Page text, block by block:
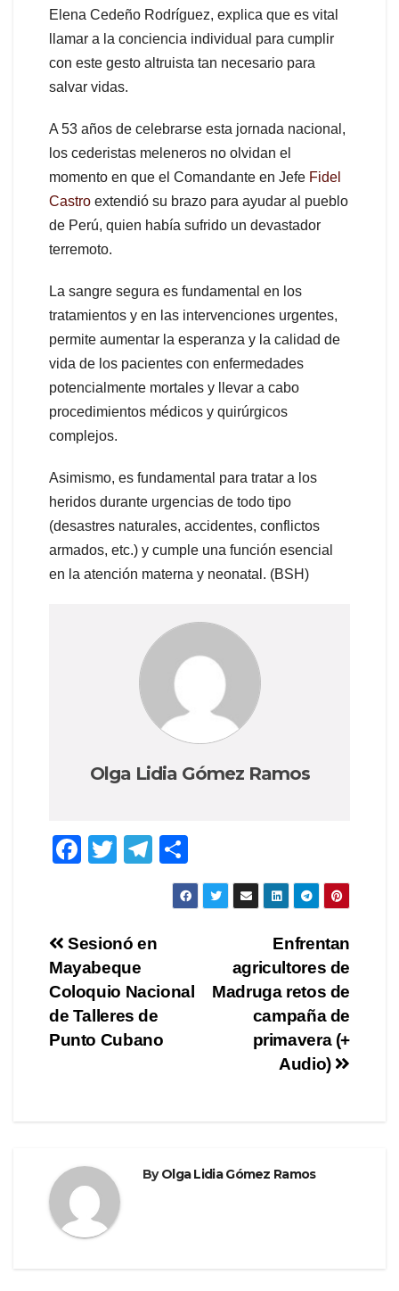
Elena Cedeño Rodríguez, explica que es vital
llamar a la conciencia individual para cumplir
con este gesto altruista tan necesario para
salvar vidas.
A 53 años de celebrarse esta jornada nacional,
los cederistas meleneros no olvidan el
momento en que el Comandante en Jefe Fidel
Castro extendió su brazo para ayudar al pueblo
de Perú, quien había sufrido un devastador
terremoto.
La sangre segura es fundamental en los
tratamientos y en las intervenciones urgentes,
permite aumentar la esperanza y la calidad de
vida de los pacientes con enfermedades
potencialmente mortales y llevar a cabo
procedimientos médicos y quirúrgicos
complejos.
Asimismo, es fundamental para tratar a los
heridos durante urgencias de todo tipo
(desastres naturales, accidentes, conflictos
armados, etc.) y cumple una función esencial
en la atención materna y neonatal. (BSH)
Olga Lidia Gómez Ramos
F
e
b
o
o
k
T
er
T
el
gr
m
h
ar
Post
navigation
Enfrentan
agricultores de
Madruga retos de
campaña de
primavera (+
Audio)
Sesionó en
Mayabeque
Coloquio Nacional
de Talleres de
Punto Cubano
ByOlga Lidia Gómez Ramos